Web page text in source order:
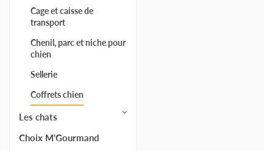
Cage et caisse de
transport
Chenil, parc et niche pour
chien
Sellerie
Coffrets chien
Les chats
Choix M'Gourmand